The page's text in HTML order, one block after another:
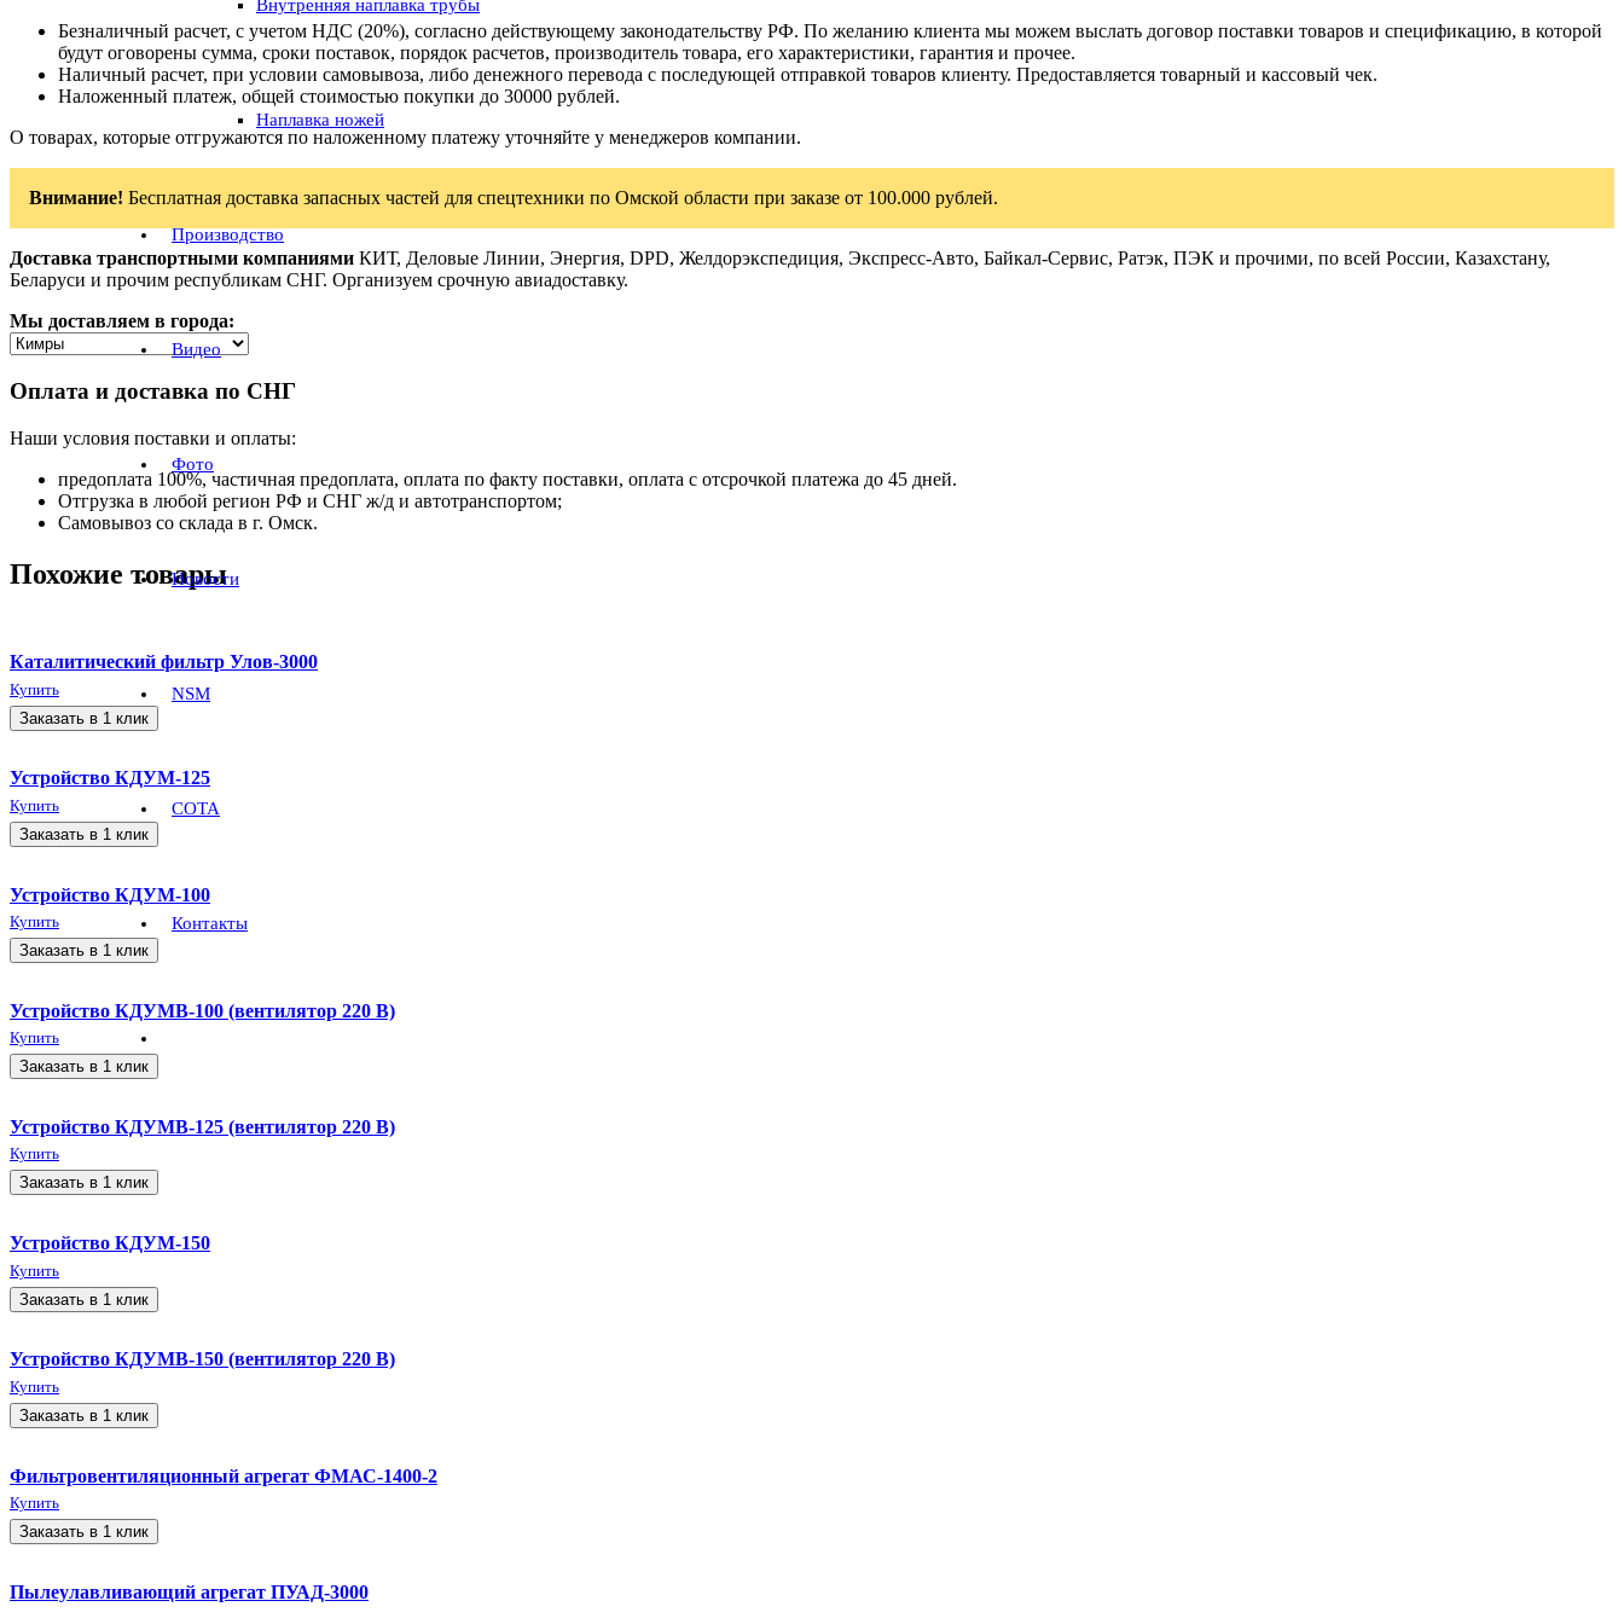
Внутренняя наплавка трубы
Наплавка ножей
Производство
Видео
Фото
Новости
NSM
СОТА
Контакты
Безналичный расчет, с учетом НДС (20%), согласно действующему законодательству РФ. По желанию клиента мы можем выслать договор поставки товаров и спецификацию, в которой
будут оговорены сумма, сроки поставок, порядок расчетов, производитель товара, его характеристики, гарантия и прочее.
Наличный расчет, при условии самовывоза, либо денежного перевода с последующей отправкой товаров клиенту. Предоставляется товарный и кассовый чек.
Наложенный платеж, общей стоимостью покупки до 30000 рублей.
О товарах, которые отгружаются по наложенному платежу уточняйте у менеджеров компании.
Внимание! Бесплатная доставка запасных частей для спецтехники по Омской области при заказе от 100.000 рублей.
Доставка транспортными компаниями КИТ, Деловые Линии, Энергия, DPD, Желдорэкспедиция, Экспресс-Авто, Байкал-Сервис, Ратэк, ПЭК и прочими, по всей России, Казахстану,
Беларуси и прочим республикам СНГ. Организуем срочную авиадоставку.
Мы доставляем в города:
Оплата и доставка по СНГ
Наши условия поставки и оплаты:
предоплата 100%, частичная предоплата, оплата по факту поставки, оплата с отсрочкой платежа до 45 дней.
Отгрузка в любой регион РФ и СНГ ж/д и автотранспортом;
Самовывоз со склада в г. Омск.
Похожие товары
Каталитический фильтр Улов-3000
Купить
Заказать в 1 клик
Устройство КДУМ-125
Купить
Заказать в 1 клик
Устройство КДУМ-100
Купить
Заказать в 1 клик
Устройство КДУМВ-100 (вентилятор 220 В)
Купить
Заказать в 1 клик
Устройство КДУМВ-125 (вентилятор 220 В)
Купить
Заказать в 1 клик
Устройство КДУМ-150
Купить
Заказать в 1 клик
Устройство КДУМВ-150 (вентилятор 220 В)
Купить
Заказать в 1 клик
Фильтровентиляционный агрегат ФМАС-1400-2
Купить
Заказать в 1 клик
Пылеулавливающий агрегат ПУАД-3000